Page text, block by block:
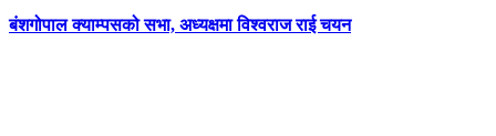
बंशगोपाल क्याम्पसको सभा, अध्यक्षमा विश्वराज राई चयन